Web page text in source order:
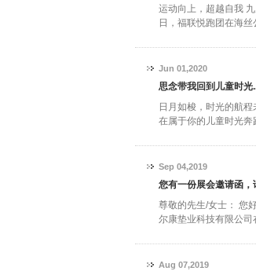
运动向上，超越自我
日，福联悦跑团在海
Jun 01,2020
思念带我回到儿童时光
日月如梭，时光的航
在属于你的儿童时光
Sep 04,2019
您有一份展会邀请函，
尊敬的先生/女士： 您
尔康垫业科技有限公
Aug 07,2019